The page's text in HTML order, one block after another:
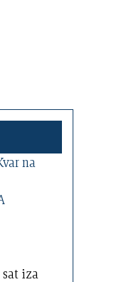
na
sat iza